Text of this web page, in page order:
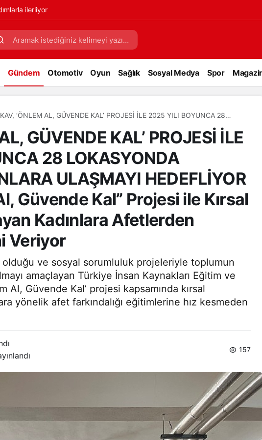
ilerliyor
Gündem Otomotiv Oyun Sağlık Sosyal Medya Spor
‘ÖNLEM AL, GÜVENDE KAL’ PROJESİ İLE 2025 YILI BOYUNCA 28
Güvende Kal” Projesi ile Kırsal Bölgelerde Yaşayan Kadınlara Afetlerden
Eğitimi Veriyor
GÜVENDE KAL’ PROJESİ İLE
28 LOKASYONDA
ULAŞMAYI HEDEFLİYOR
Güvende Kal” Projesi ile Kırsal
Kadınlara Afetlerden
Veriyor
ve sosyal sorumluluk projeleriyle toplumun
amaçlayan Türkiye İnsan Kaynakları Eğitim ve
Al, Güvende Kal’ projesi kapsamında kırsal
yönelik afet farkındalığı eğitimlerine hız kesmeden
157